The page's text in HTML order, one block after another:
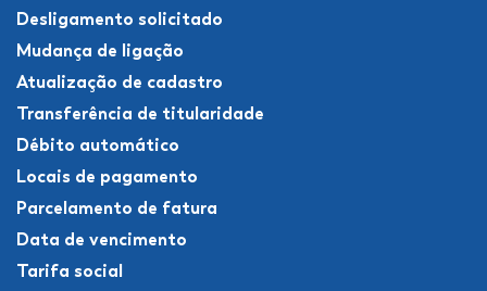
Desligamento solicitado
Mudança de ligação
Atualização de cadastro
Transferência de titularidade
Débito automático
Locais de pagamento
Parcelamento de fatura
Data de vencimento
Tarifa social